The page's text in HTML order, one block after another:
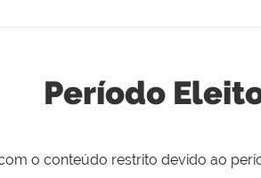
Período
o conteúdo restrito devido ao